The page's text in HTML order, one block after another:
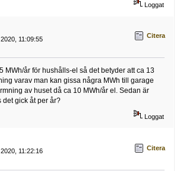
Loggat
11:09:55
Citera
MWh/år för hushålls-el så det betyder att ca 13
varav man kan gissa några MWh till garage
av huset då ca 10 MWh/år el. Sedan är
det gick åt per år?
Loggat
11:22:16
Citera